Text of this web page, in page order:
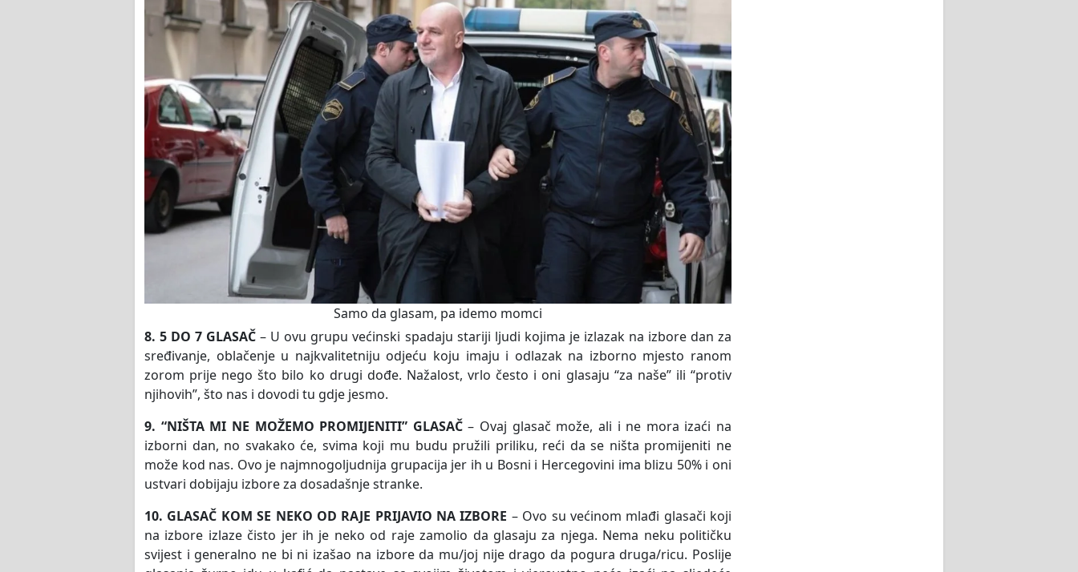
Samo da glasam, pa idemo momci
8. 5 DO 7 GLASAČ – U ovu grupu većinski spadaju stariji ljudi kojima je izlazak na izbore dan za
sređivanje, oblačenje u najkvalitetniju odjeću koju imaju i odlazak na izborno mjesto ranom
zorom prije nego što bilo ko drugi dođe. Nažalost, vrlo često i oni glasaju “za naše” ili “protiv
njihovih”, što nas i dovodi tu gdje jesmo.
9. “NIŠTA MI NE MOŽEMO PROMIJENITI” GLASAČ– Ovaj glasač može, ali i ne mora izaći na
izborni dan, no svakako će, svima koji mu budu pružili priliku, reći da se ništa promijeniti ne
može kod nas. Ovo je najmnogoljudnija grupacija jer ih u Bosni i Hercegovini ima blizu 50% i oni
ustvari dobijaju izbore za dosadašnje stranke.
10. GLASAČ KOM SE NEKO OD RAJE PRIJAVIO NA IZBORE – Ovo su većinom mlađi glasači koji
na izbore izlaze čisto jer ih je neko od raje zamolio da glasaju za njega. Nema neku političku
svijest i generalno ne bi ni izašao na izbore da mu/joj nije drago da pogura druga/ricu. Poslije